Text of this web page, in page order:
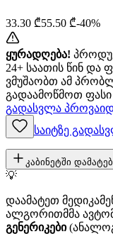
33.30 ₾55.50 ₾-40%
ყურადღება!
24+ საათის წინ და
ვმუშაობთ ამ
გადაამოწმოთ
გადასვლა
საიტზე
კაბინეტში
💡
დაამატეთ
ალგორითმმა
გენერიკები